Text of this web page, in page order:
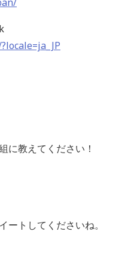
に教えてください！
トしてくださいね。